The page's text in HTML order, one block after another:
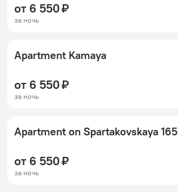
от 6 550 ₽
за ночь
Apartment Kamaya
от 6 550 ₽
за ночь
Apartment on Spartakovskaya 165
от 6 550 ₽
за ночь